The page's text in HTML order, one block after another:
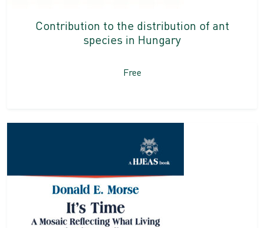
Contribution to the distribution of ant
species in Hungary
Free